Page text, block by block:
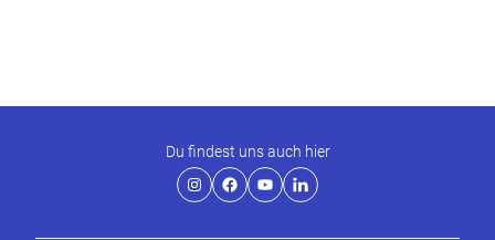
Du findest uns auch hier